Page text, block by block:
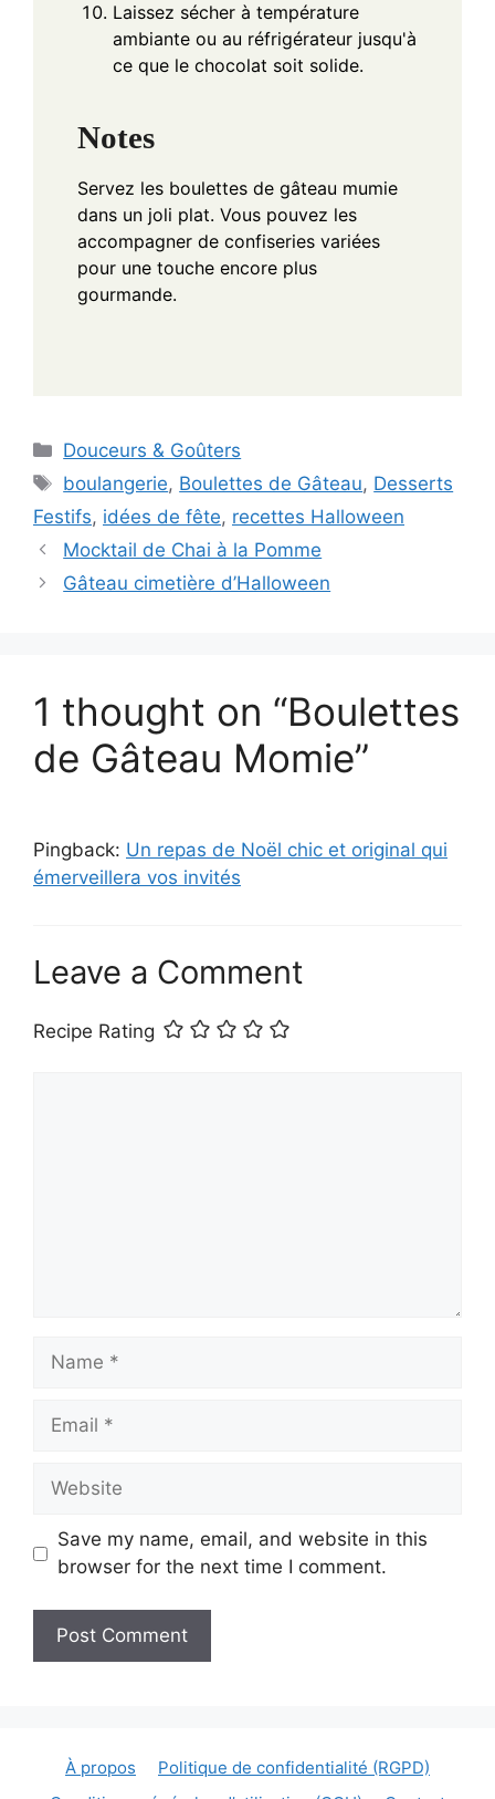
Laissez sécher à température
ambiante ou au réfrigérateur jusqu'à
ce que le chocolat soit solide.
Notes
Servez les boulettes de gâteau mumie
dans un joli plat. Vous pouvez les
accompagner de confiseries variées
pour une touche encore plus
gourmande.
Categories
Douceurs & Goûters
Tags
boulangerie, Boulettes de Gâteau, Desserts
Festifs, idées de fête, recettes Halloween
Mocktail de Chai à la Pomme
Gâteau cimetière d’Halloween
1 thought on “Boulettes
de Gâteau Momie”
Pingback: Un repas de Noël chic et original qui
émerveillera vos invités
Leave a Comment
Recipe Rating
Name
Email
Website
Save my name, email, and website in this
browser for the next time I comment.
À propos
Politique de confidentialité (RGPD)